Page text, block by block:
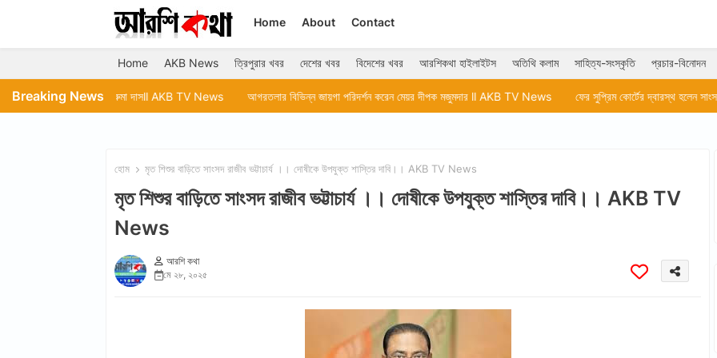
Home About Contact
Home AKB News ত্রিপুরার খবর দেশের খবর বিদেশের খবর আরশিকথা হাইলাইটস অতিথি কলাম সাহিত্য-সংস্কৃতি প্রচার-বিনোদন
Breaking News
রুমা দাসll AKB TV News আগরতলার বিভিন্ন জায়গা পরিদর্শন করেন মেয়র দীপক মজুমদার ll AKB TV News ফের সুপ্রিম কোর্টের দ্বারস্থ হলেন সাংসদ অভিষেক
হোম মৃত শিশুর বাড়িতে সাংসদ রাজীব ভট্টাচার্য ।। দোষীকে উপযুক্ত শাস্তির দাবি।। AKB TV News
মৃত শিশুর বাড়িতে সাংসদ রাজীব ভট্টাচার্য ।। দোষীকে উপযুক্ত শাস্তির দাবি।। AKB TV
News
আরশি কথা
মে ২৮, ২০২৫